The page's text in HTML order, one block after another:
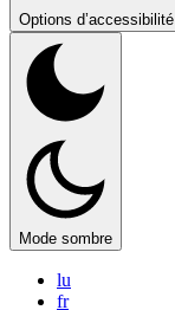
Options d’accessibilité
Mode sombre
lu
fr